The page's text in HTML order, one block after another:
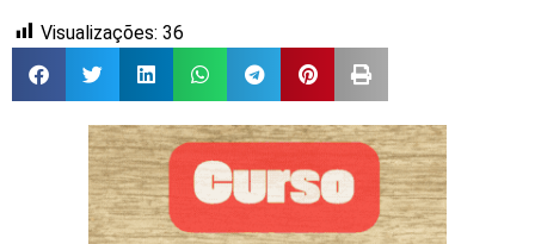
Visualizações: 36